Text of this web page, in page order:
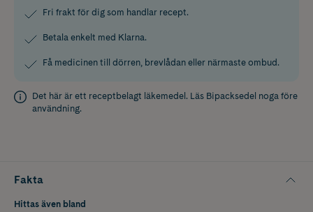
Fri frakt för dig som handlar recept.
Betala enkelt med Klarna.
Få medicinen till dörren, brevlådan eller närmaste ombud.
Det här är ett receptbelagt läkemedel. Läs Bipacksedel noga före
användning.
Fakta
Hittas även bland